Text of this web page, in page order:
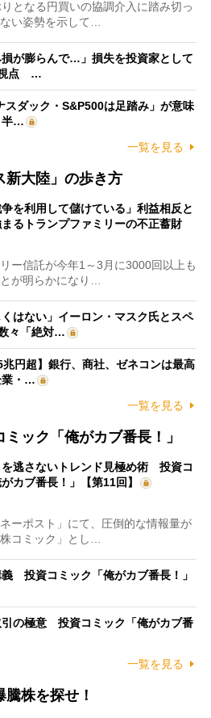
となる円買いの協調介入に踏み切っ
い姿勢を示して…
損が膨らんで…」損失を投資家として
視点 …
スダック・S&P500は足踏み」が意味
半…
一覧を見る
新大陸」の歩き方
争を利用して儲けている」利益相反と
るトランプファミリーの不正蓄財
ー信託が今年1～3月に3000回以上も
が明らかになり…
くはない」イーロン・マスク氏とスペ
々「絶対…
兆円超】銀行、商社、ゼネコンは最高
業・…
一覧を見る
ック「俺がカブ番長！」
を逃さないトレンド見極め術 投資コ
カブ番長！」【第11回】
ーポスト」にて、圧倒的な情報量が
コミック」とし…
投資コミック「俺がカブ番長！」
の極意 投資コミック「俺がカブ番
一覧を見る
株を探せ！